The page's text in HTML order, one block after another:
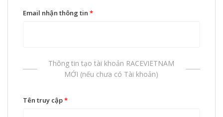
Email nhận thông tin *
Thông tin tạo tài khoản RACEVIETNAM
MỚI (nếu chưa có Tài khoản)
Tên truy cập*